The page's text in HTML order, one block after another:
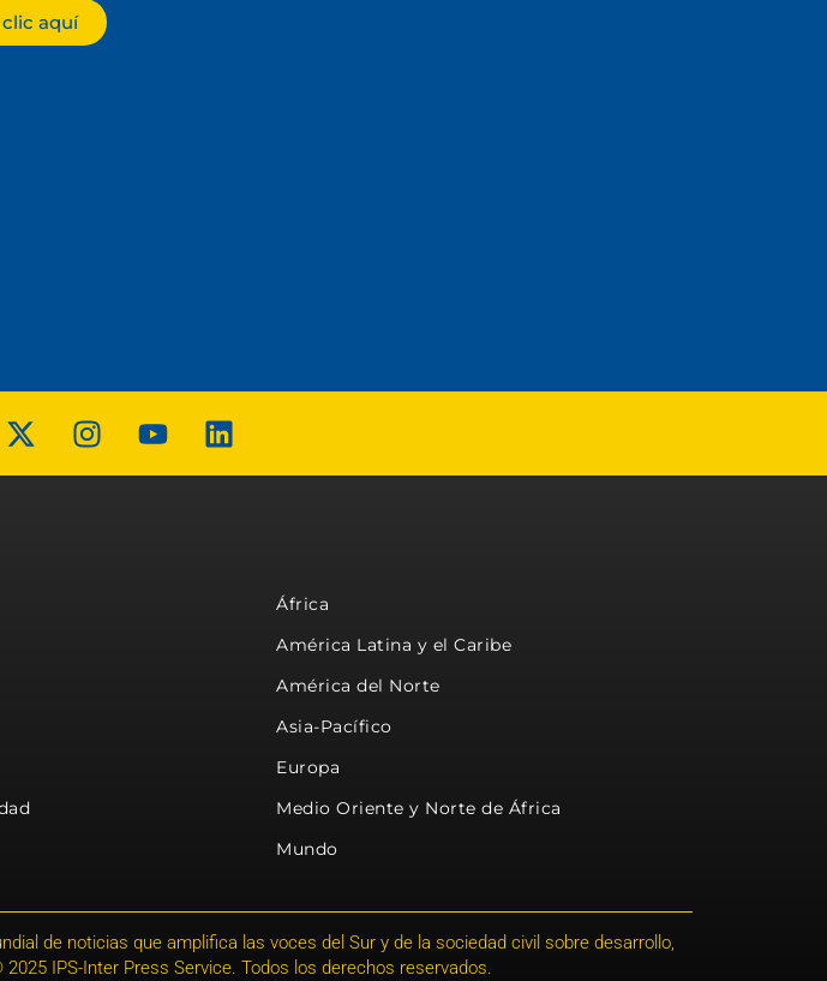
clic aquí
África
América Latina y el Caribe
América del Norte
Asia-Pacífico
Europa
Medio Oriente y Norte de África
Mundo
de noticias que amplifica las voces del Sur y de la sociedad civil sobre desarrollo,
IPS-Inter Press Service. Todos los derechos reservados.